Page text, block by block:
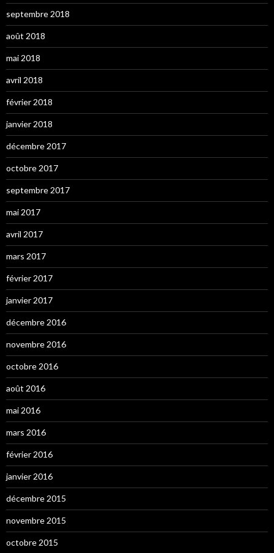
septembre 2018
août 2018
mai 2018
avril 2018
février 2018
janvier 2018
décembre 2017
octobre 2017
septembre 2017
mai 2017
avril 2017
mars 2017
février 2017
janvier 2017
décembre 2016
novembre 2016
octobre 2016
août 2016
mai 2016
mars 2016
février 2016
janvier 2016
décembre 2015
novembre 2015
octobre 2015